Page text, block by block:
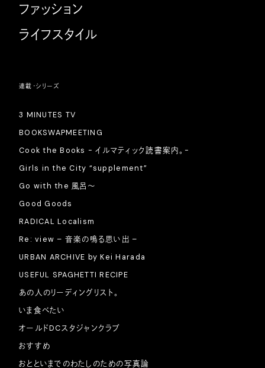
ファッション
ライフスタイル
連載・シリーズ
3 MINUTES TV
BOOKSWAPMEETING
Cook the Books - イルマティック読書案内。-
Girls in the City “supplement”
Go with the 風呂〜
Good Goods
RADICAL Localism
Re: view – 音楽の鳴る思い出 –
URBAN ARCHIVE by Kei Harada
USEFUL SPAGHETTI RECIPE
あの人のリーディングリスト。
いま食べたい
オールドDCスタジャンクラブ
おすすめ
おとといまでのわたしのための写真論